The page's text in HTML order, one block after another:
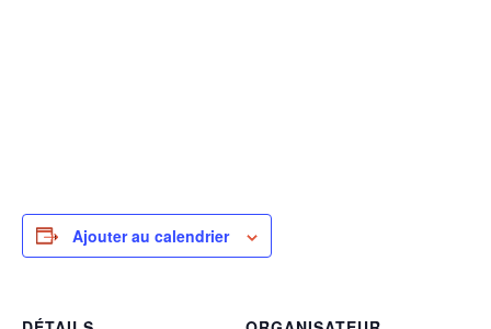
Ajouter au calendrier